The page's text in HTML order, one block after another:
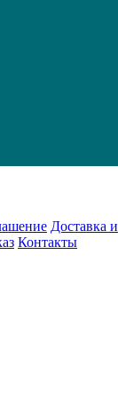
Доставка и
Контакты